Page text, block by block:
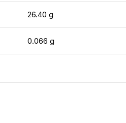
26.40 g
0.066 g